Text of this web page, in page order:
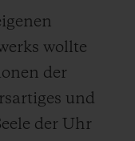
wollte
der
und
der Uhr